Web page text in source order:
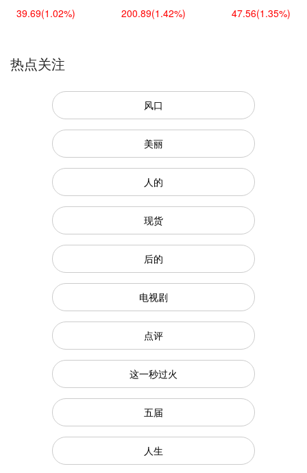
39.69(1.02%)
200.89(1.42%)
47.56(1.35%)
热点关注
风口
美丽
人的
现货
后的
电视剧
点评
这一秒过火
五届
人生